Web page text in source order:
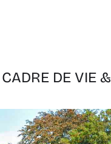
CADRE DE VIE &